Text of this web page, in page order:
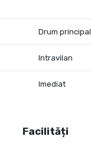
Drum principal
Intravilan
Imediat
Facilități